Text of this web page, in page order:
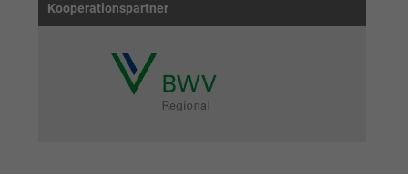
Kooperationspartner